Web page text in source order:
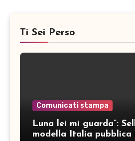
Ti Sei Perso
Comunicati stampa
Luna lei mi guarda”:
modella Italia pubblica